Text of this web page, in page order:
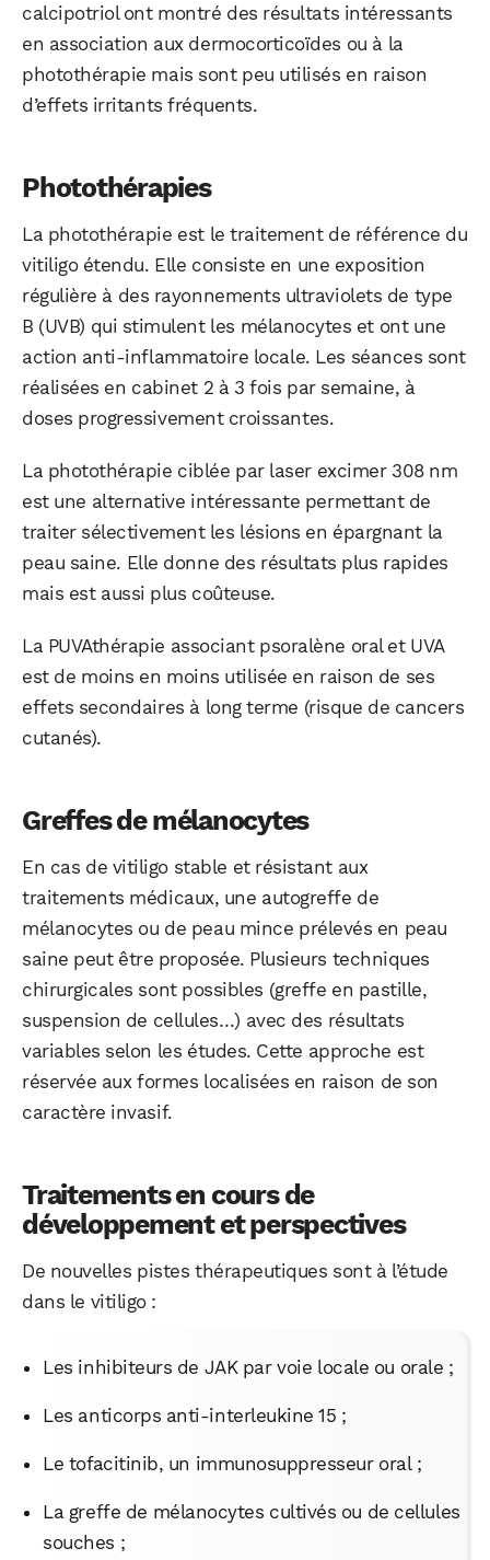
calcipotriol ont montré des résultats intéressants
en association aux dermocorticoïdes ou à la
photothérapie mais sont peu utilisés en raison
d’effets irritants fréquents.
Photothérapies
La photothérapie est le traitement de référence du
vitiligo étendu. Elle consiste en une exposition
régulière à des rayonnements ultraviolets de type
B (UVB) qui stimulent les mélanocytes et ont une
action anti-inflammatoire locale. Les séances sont
réalisées en cabinet 2 à 3 fois par semaine, à
doses progressivement croissantes.
La photothérapie ciblée par laser excimer 308 nm
est une alternative intéressante permettant de
traiter sélectivement les lésions en épargnant la
peau saine. Elle donne des résultats plus rapides
mais est aussi plus coûteuse.
La PUVAthérapie associant psoralène oral et UVA
est de moins en moins utilisée en raison de ses
effets secondaires à long terme (risque de cancers
cutanés).
Greffes de mélanocytes
En cas de vitiligo stable et résistant aux
traitements médicaux, une autogreffe de
mélanocytes ou de peau mince prélevés en peau
saine peut être proposée. Plusieurs techniques
chirurgicales sont possibles (greffe en pastille,
suspension de cellules…) avec des résultats
variables selon les études. Cette approche est
réservée aux formes localisées en raison de son
caractère invasif.
Traitements en cours de
développement et perspectives
De nouvelles pistes thérapeutiques sont à l’étude
dans le vitiligo :
Les inhibiteurs de JAK par voie locale ou orale ;
Les anticorps anti-interleukine 15 ;
Le tofacitinib, un immunosuppresseur oral ;
La greffe de mélanocytes cultivés ou de cellules
souches ;